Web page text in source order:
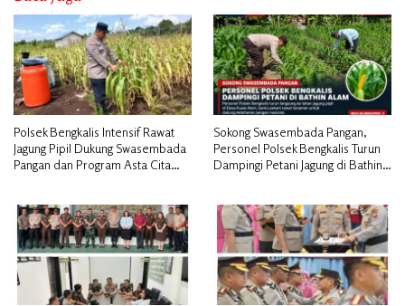
Polsek Bengkalis Intensif Rawat
Jagung Pipil Dukung Swasembada
Pangan dan Program Asta Cita
Sokong Swasembada Pangan,
Personel Polsek Bengkalis Turun
Dampingi Petani Jagung di Bathin